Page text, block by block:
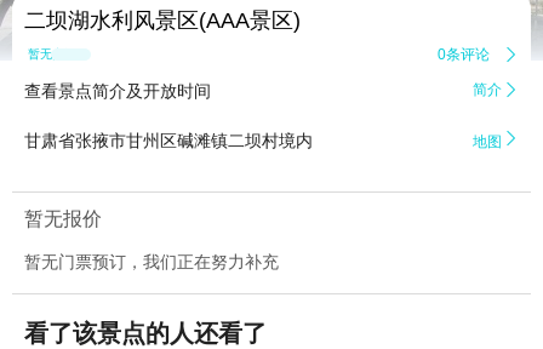
二坝湖水利风景区(AAA景区)
暂无点评 0条评论 
查看景点简介及开放时间 简介 
甘肃省张掖市甘州区碱滩镇二坝村境内 地图 
暂无报价
暂无门票预订，我们正在努力补充
看了该景点的人还看了